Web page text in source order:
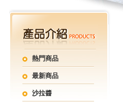
熱門商品
最新商品
沙拉醬